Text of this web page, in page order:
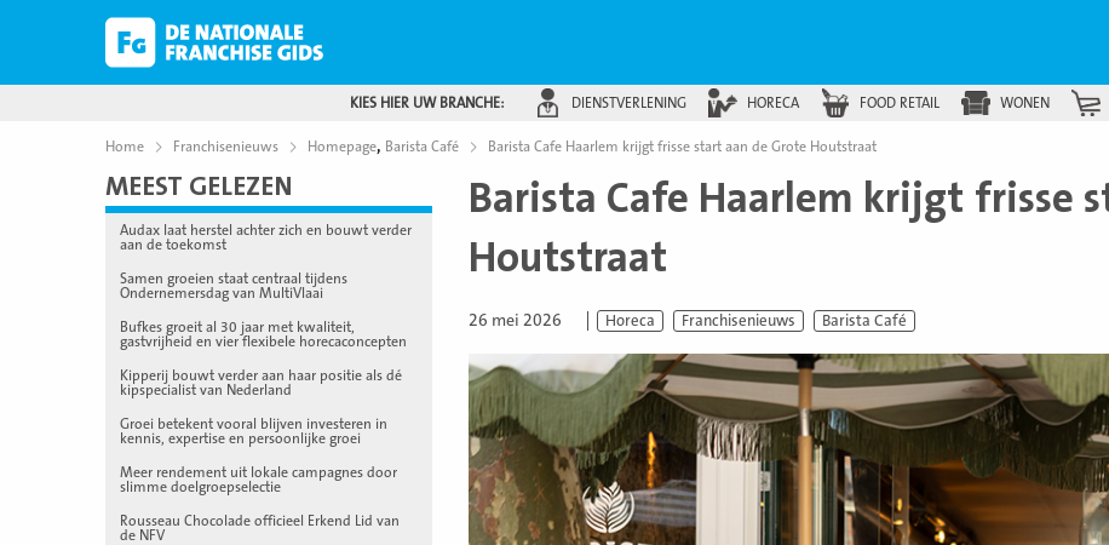
KIES HIER UW BRANCHE: DIENSTVERLENING HORECA FOOD RETAIL WONEN
Home Franchisenieuws Homepage, Barista Café Barista Cafe Haarlem krijgt frisse start aan de Grote Houtstraat
MEEST GELEZEN
Audax laat herstel achter zich en bouwt verder
aan de toekomst
Samen groeien staat centraal tijdens
Ondernemersdag van MultiVlaai
Bufkes groeit al 30 jaar met kwaliteit,
gastvrijheid en vier flexibele horecaconcepten
Kipperij bouwt verder aan haar positie als dé
kipspecialist van Nederland
Groei betekent vooral blijven investeren in
kennis, expertise en persoonlijke groei
Meer rendement uit lokale campagnes door
slimme doelgroepselectie
Rousseau Chocolade officieel Erkend Lid van
de NFV
Barista Cafe Haarlem krijgt frisse
Houtstraat
26 mei 2026 Horeca Franchisenieuws Barista Café